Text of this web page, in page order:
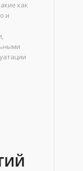
как
и